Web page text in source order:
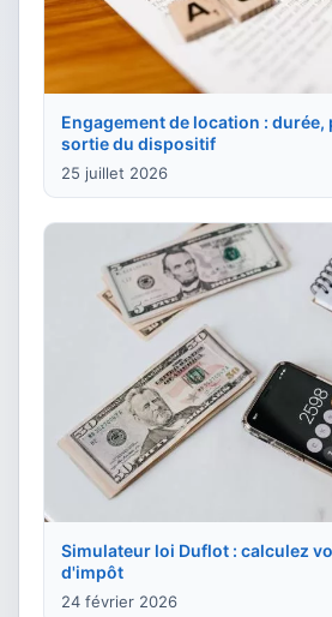
Engagement de location :
sortie du dispositif
25 juillet 2026
Simulateur loi Duflot : calculez
d'impôt
24 février 2026